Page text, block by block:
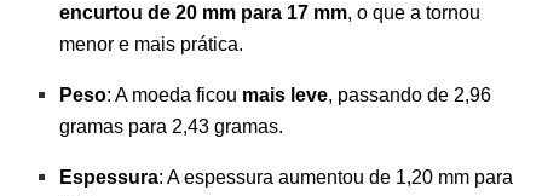
encurtou de 20 mm para 17 mm, o que a tornou
menor e mais prática.
Peso: A moeda ficou mais leve, passando de 2,96
gramas para 2,43 gramas.
Espessura: A espessura aumentou de 1,20 mm para